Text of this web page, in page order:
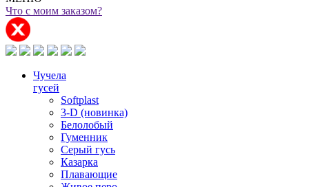
Что с моим заказом?
Чучела
гусей
Softplast
3-D (новинка)
Белолобый
Гуменник
Серый гусь
Казарка
Плавающие